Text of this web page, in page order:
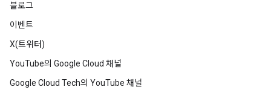
블로그
이벤트
X(트위터)
YouTube의 Google Cloud 채널
Google Cloud Tech의 YouTube 채널